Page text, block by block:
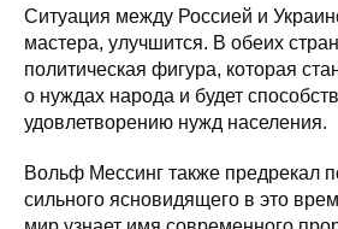
Ситуация между Россией и
мастера, улучшится. В обеих
политическая фигура, которая
о нуждах народа и будет
удовлетворению нужд населения.
Вольф Мессинг также предрекал
сильного ясновидящего в это